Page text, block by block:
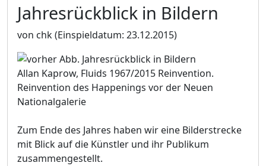
Jahresrückblick in Bildern
von chk(Einspieldatum: 23.12.2015)
Allan Kaprow, Fluids 1967/2015 Reinvention.
Reinvention des Happenings vor der Neuen
Nationalgalerie
Zum Ende des Jahres haben wir eine Bilderstrecke
mit Blick auf die Künstler und ihr Publikum
zusammengestellt.